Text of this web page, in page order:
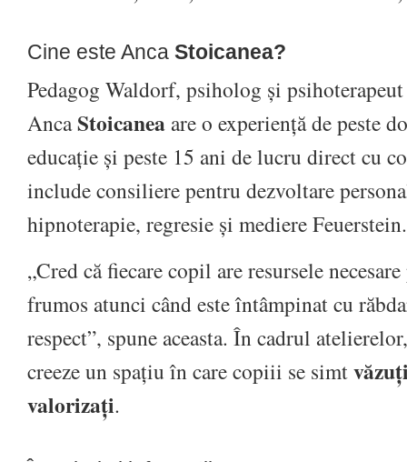
Cine este Anca Stoicanea?
Pedagog Waldorf, psiholog și
AncaStoicanea are o experiență de peste
educație și peste 15 ani de lucru direct cu
include consiliere pentru dezvoltare
hipnoterapie, regresie și mediere Feuerstein.
„Cred că fiecare copil are resursele
frumos atunci când este întâmpinat cu
respect”, spune aceasta. În cadrul
creeze un spațiu în care copiii se simt
valorizați.